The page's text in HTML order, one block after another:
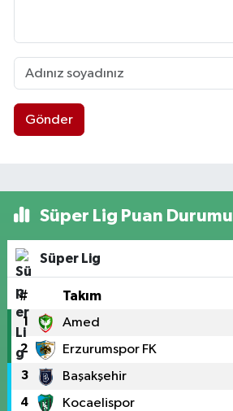
Gönder
Süper Lig Puan Durumu
Süper Lig
# Takım
1 Amed
2 Erzurumspor FK
3 Başakşehir
4 Kocaelispor